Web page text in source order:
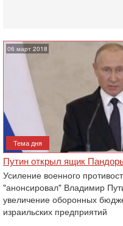
06 март 2018
Тема дня
Путин открыл ящик
Усиление военного
"анонсировал" Владимир
увеличение оборонных
израильских предприятий